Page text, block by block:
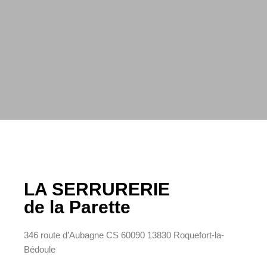
LA SERRURERIE
de la Parette
346 route d’Aubagne CS 60090 13830 Roquefort-la-
Bédoule